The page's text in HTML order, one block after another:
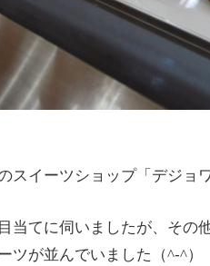
スイーツショップ「デジョ
当てに伺いましたが、その
ツが並んでいました（^-^）